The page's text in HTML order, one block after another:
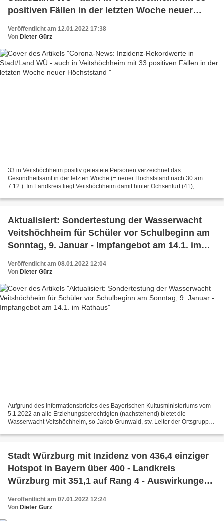
positiven Fällen in der letzten Woche neuer
Veröffentlicht am 12.01.2022 17:38
Von Dieter Gürz
33 in Veitshöchheim positiv getestete Personen verzeichnet das
Gesundheitsamt in der letzten Woche (= neuer Höchststand nach 30 am
7.12.). Im Landkreis liegt Veitshöchheim damit hinter Ochsenfurt (41),
Aktualisiert: Sondertestung der Wasserwacht
Veitshöchheim für Schüler vor Schulbeginn am
Sonntag, 9. Januar - Impfangebot am 14.1. im
Veröffentlicht am 08.01.2022 12:04
Von Dieter Gürz
Aufgrund des Informationsbriefes des Bayerischen Kultusministeriums vom
5.1.2022 an alle Erziehungsberechtigten (nachstehend) bietet die
Wasserwacht Veitshöchheim, so Jakob Grunwald, stv. Leiter der Ortsgruppe,
Stadt Würzburg mit Inzidenz von 436,4 einziger
Hotspot in Bayern über 400 - Landkreis
Würzburg mit 351,1 auf Rang 4 - Auswirkungen
Veröffentlicht am 07.01.2022 12:24
Von Dieter Gürz